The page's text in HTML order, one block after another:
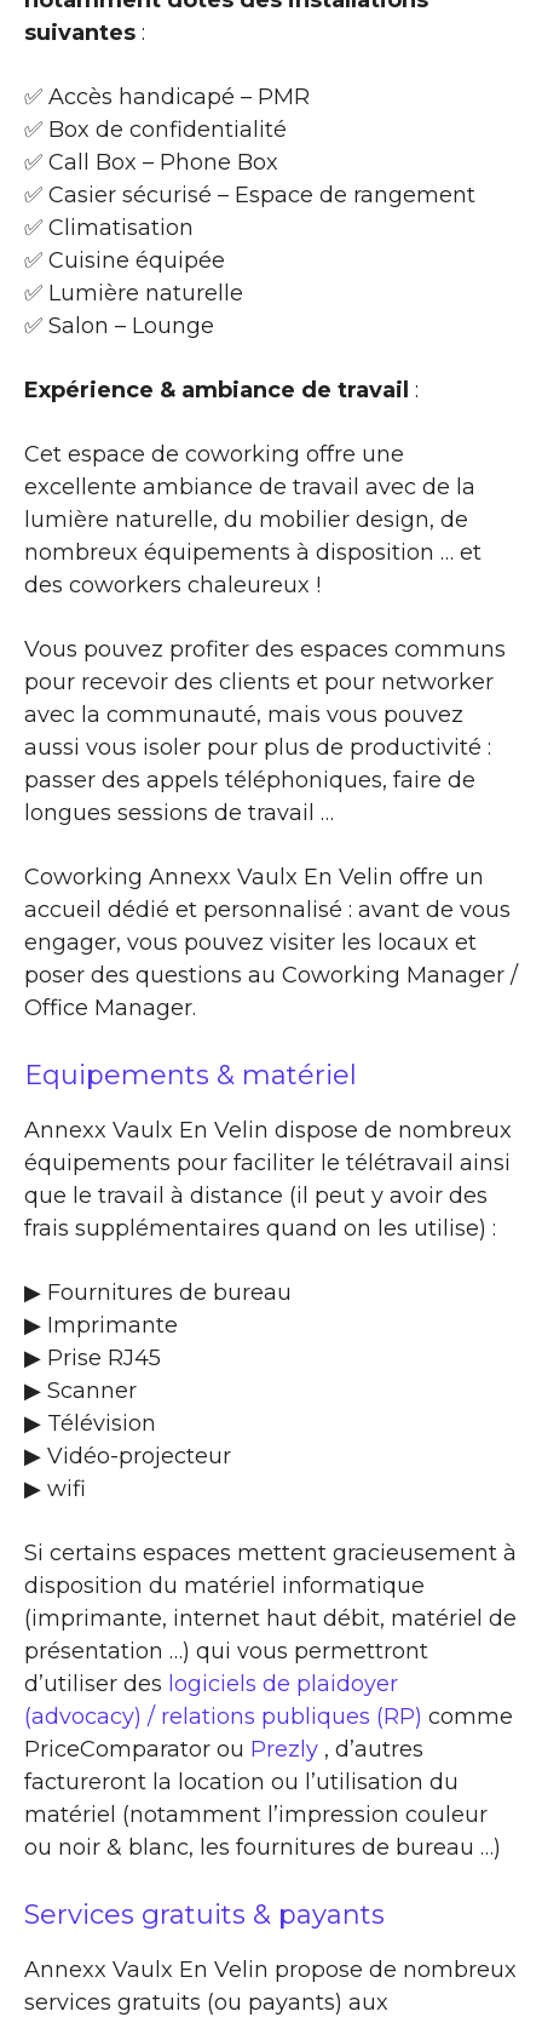
suivantes :
✅ Accès handicapé – PMR
✅ Box de confidentialité
✅ Call Box – Phone Box
✅ Casier sécurisé – Espace de rangement
✅ Climatisation
✅ Cuisine équipée
✅ Lumière naturelle
✅ Salon – Lounge
Expérience & ambiance de travail :
Cet espace de coworking offre une
excellente ambiance de travail avec de la
lumière naturelle, du mobilier design, de
nombreux équipements à disposition … et
des coworkers chaleureux !
Vous pouvez profiter des espaces communs
pour recevoir des clients et pour networker
avec la communauté, mais vous pouvez
aussi vous isoler pour plus de productivité :
passer des appels téléphoniques, faire de
longues sessions de travail …
Coworking Annexx Vaulx En Velin offre un
accueil dédié et personnalisé : avant de vous
engager, vous pouvez visiter les locaux et
poser des questions au Coworking Manager /
Office Manager.
Equipements & matériel
Annexx Vaulx En Velin dispose de nombreux
équipements pour faciliter le télétravail ainsi
que le travail à distance (il peut y avoir des
frais supplémentaires quand on les utilise) :
▶ Fournitures de bureau
▶ Imprimante
▶ Prise RJ45
▶ Scanner
▶ Télévision
▶ Vidéo-projecteur
▶ wifi
Si certains espaces mettent gracieusement à
disposition du matériel informatique
(imprimante, internet haut débit, matériel de
présentation …) qui vous permettront
d’utiliser des logiciels de plaidoyer
(advocacy) / relations publiques (RP) comme
PriceComparator ou Prezly , d’autres
factureront la location ou l’utilisation du
matériel (notamment l’impression couleur
ou noir & blanc, les fournitures de bureau …)
Services gratuits & payants
Annexx Vaulx En Velin propose de nombreux
services gratuits (ou payants) aux